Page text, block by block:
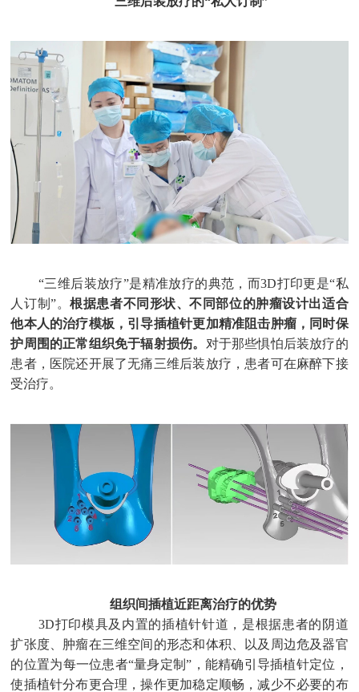
“三维后装放疗”是精准放疗的典范，而3D打印更是“私
人订制”。根据患者不同形状、不同部位的肿瘤设计出适合
他本人的治疗模板，引导插植针更加精准阻击肿瘤，同时保
护周围的正常组织免于辐射损伤。 对于那些惧怕后装放疗的
患者，医院还开展了无痛三维后装放疗，患者可在麻醉下接
受治疗。
组织间插植近距离治疗的优势
3D打印模具及内置的插植针针道，是根据患者的阴道
扩张度、肿瘤在三维空间的形态和体积、以及周边危及器官
的位置为每一位患者“量身定制”，能精确引导插植针定位，
使插植针分布更合理，操作更加稳定顺畅，减少不必要的布